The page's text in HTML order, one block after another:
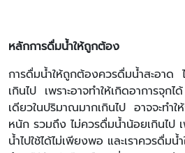
หลักการดื่มน้ำให้ถูกต้อง
การดื่มน้ำให้ถูกต้องควรดื่มน้ำสะอาด
เกินไป เพราะอาจทำให้เกิดอาการจุ
เดียวในปริมาณมากเกินไป อาจจะทำให้
หนัก รวมถึง ไม่ควรดื่มน้ำน้อยเกินไป เ
น้ำไปใช้ได้ไม่เพียงพอ และเราควรดื่